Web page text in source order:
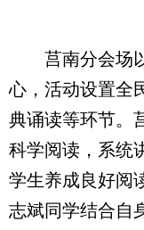
莒南分会场以
心，活动设置全
典诵读等环节。
科学阅读，系统
学生养成良好阅
志斌同学结合自